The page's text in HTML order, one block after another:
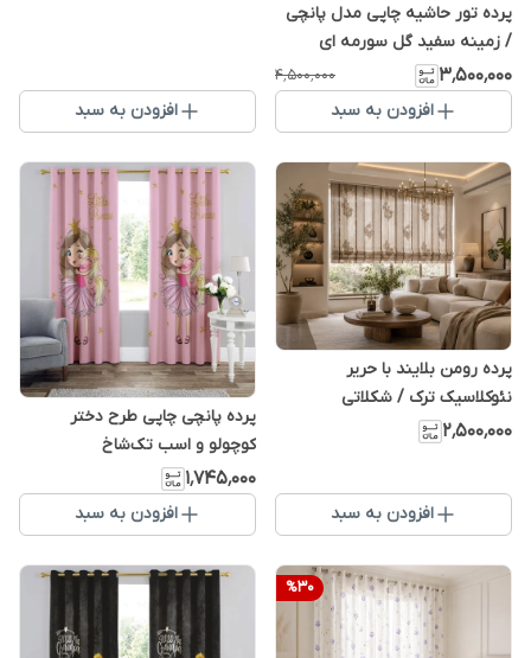
پرده تور حاشیه چاپی مدل پانچی
/ زمینه سفید گل سورمه ای
۳٬۵۰۰٬۰۰۰ ۴٬۵۰۰٬۰۰۰
افزودن به سبد افزودن به سبد
پرده رومن بلایند با حریر
نئوکلاسیک ترک / شکلاتی
۲٬۵۰۰٬۰۰۰
افزودن به سبد
پرده پانچی چاپی طرح دختر
کوچولو و اسب تک‌شاخ
۱٬۷۴۵٬۰۰۰
افزودن به سبد
%30